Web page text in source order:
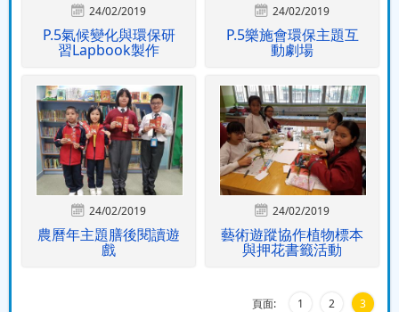
24/02/2019
P.5氣候變化與環保研
習Lapbook製作
24/02/2019
P.5樂施會環保主題互
動劇場
24/02/2019
農曆年主題膳後閱讀遊
戲
24/02/2019
藝術遊蹤協作植物標本
與押花書籤活動
頁面: 1 2 3